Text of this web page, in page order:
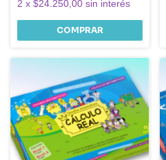
2 x $24.250,00 sin interés